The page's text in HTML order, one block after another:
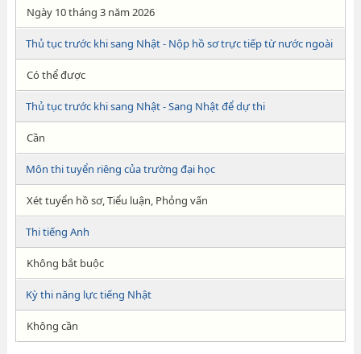
Ngày 10 tháng 3 năm 2026
Thủ tục trước khi sang Nhật - Nộp hồ sơ trực tiếp từ nước ngoài
Có thể được
Thủ tục trước khi sang Nhật - Sang Nhật để dự thi
Cần
Môn thi tuyển riêng của trường đại học
Xét tuyển hồ sơ, Tiểu luận, Phỏng vấn
Thi tiếng Anh
Không bắt buộc
Kỳ thi năng lực tiếng Nhật
Không cần